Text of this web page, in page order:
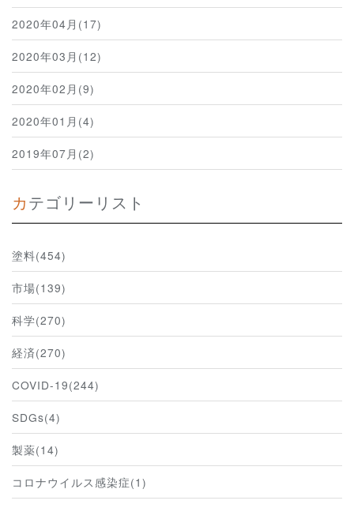
2020年04月(17)
2020年03月(12)
2020年02月(9)
2020年01月(4)
2019年07月(2)
カテゴリーリスト
塗料(454)
市場(139)
科学(270)
経済(270)
COVID-19(244)
SDGs(4)
製薬(14)
コロナウイルス感染症(1)